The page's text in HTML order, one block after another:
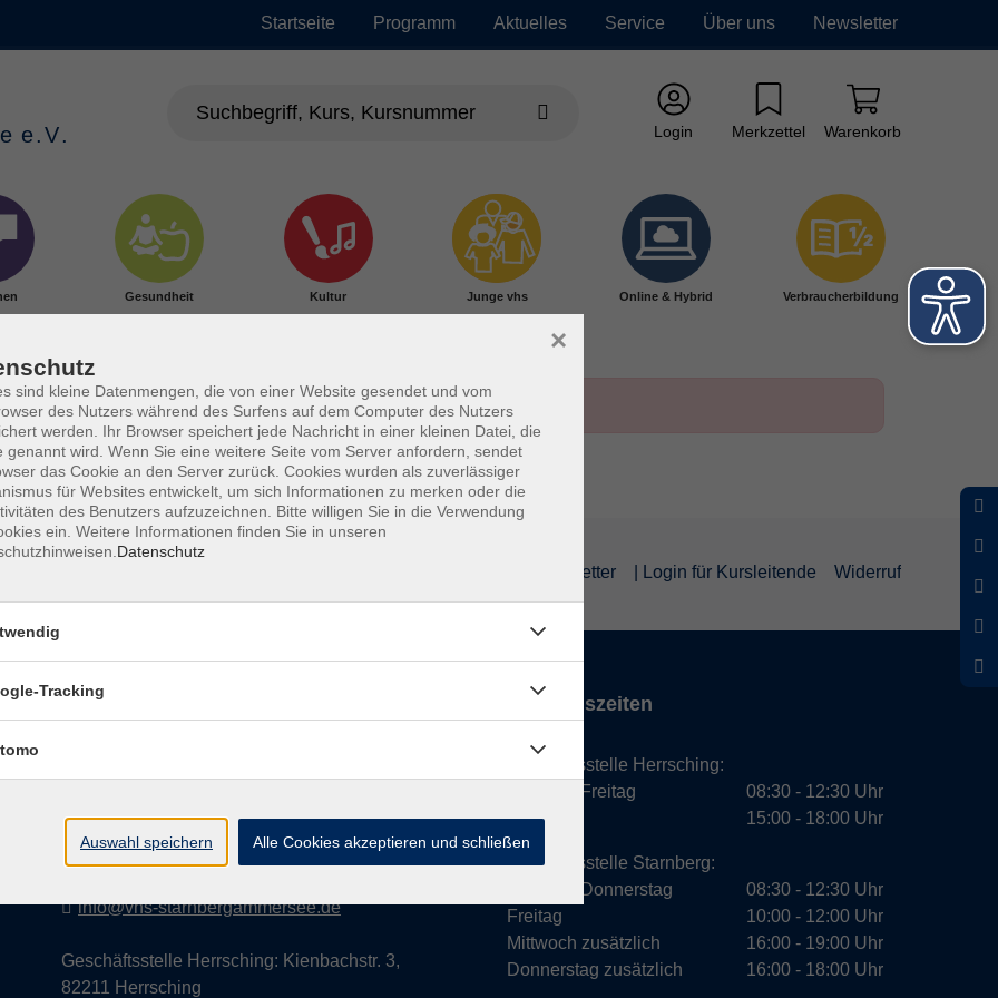
Startseite Programm Aktuelles Service Über uns Newsletter
Login Merkzettel Warenkorb
Gesundheit Kultur Junge vhs Online & Hybrid Verbraucherbildung
Newsletter | Login für Kursleitende Widerruf
Kontakt
Geschäftsstelle Starnberg: Bahnhofplatz 14,
info@vhs-starnbergammersee.de
Geschäftsstelle Herrsching: Kienbachstr. 3,
82211 Herrsching
Öffnungszeiten
Geschäftsstelle Herrsching:
Montag - Freitag
Dienstag
08:30 - 12:30 Uhr
15:00 - 18:00 Uhr
Geschäftsstelle Starnberg:
Montag - Donnerstag
Freitag
Mittwoch zusätzlich
Donnerstag zusätzlich
08:30 - 12:30 Uhr
10:00 - 12:00 Uhr
16:00 - 19:00 Uhr
16:00 - 18:00 Uhr
sind kleine Datenmengen, die von einer Website gesendet und vom
des Nutzers während des Surfens auf dem Computer des Nutzers
werden. Ihr Browser speichert jede Nachricht in einer kleinen Datei, die
genannt wird. Wenn Sie eine weitere Seite vom Server anfordern, sendet
das Cookie an den Server zurück. Cookies wurden als zuverlässiger
für Websites entwickelt, um sich Informationen zu merken oder die
des Benutzers aufzuzeichnen. Bitte willigen Sie in die Verwendung
ein. Weitere Informationen finden Sie in unseren
Datenschutz
×
Tracking
Auswahl speichern Alle Cookies akzeptieren und schließen